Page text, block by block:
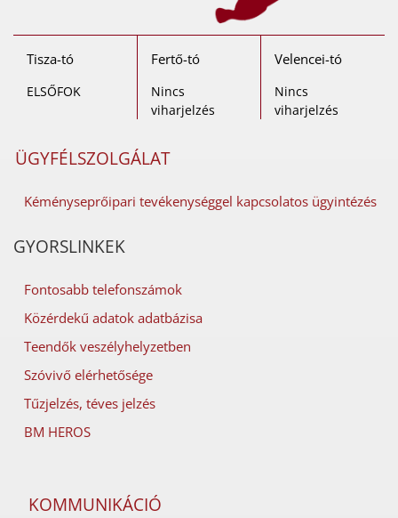
Tisza-tó
ELSŐFOK
Fertő-tó
Nincs
viharjelzés
Velencei-tó
Nincs
viharjelzés
ÜGYFÉLSZOLGÁLAT
Kéményseprőipari tevékenységgel kapcsolatos ügyintézés
GYORSLINKEK
Fontosabb telefonszámok
Közérdekű adatok adatbázisa
Teendők veszélyhelyzetben
Szóvivő elérhetősége
Tűzjelzés, téves jelzés
BM HEROS
KOMMUNIKÁCIÓ